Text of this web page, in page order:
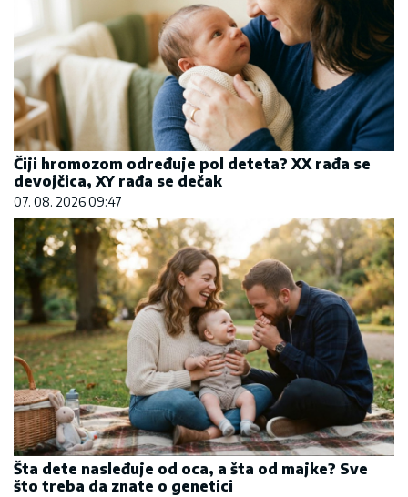
Čiji hromozom određuje pol deteta? XX rađa se
devojčica, XY rađa se dečak
07. 08. 2026 09:47
Šta dete nasleđuje od oca, a šta od majke? Sve
što treba da znate o genetici